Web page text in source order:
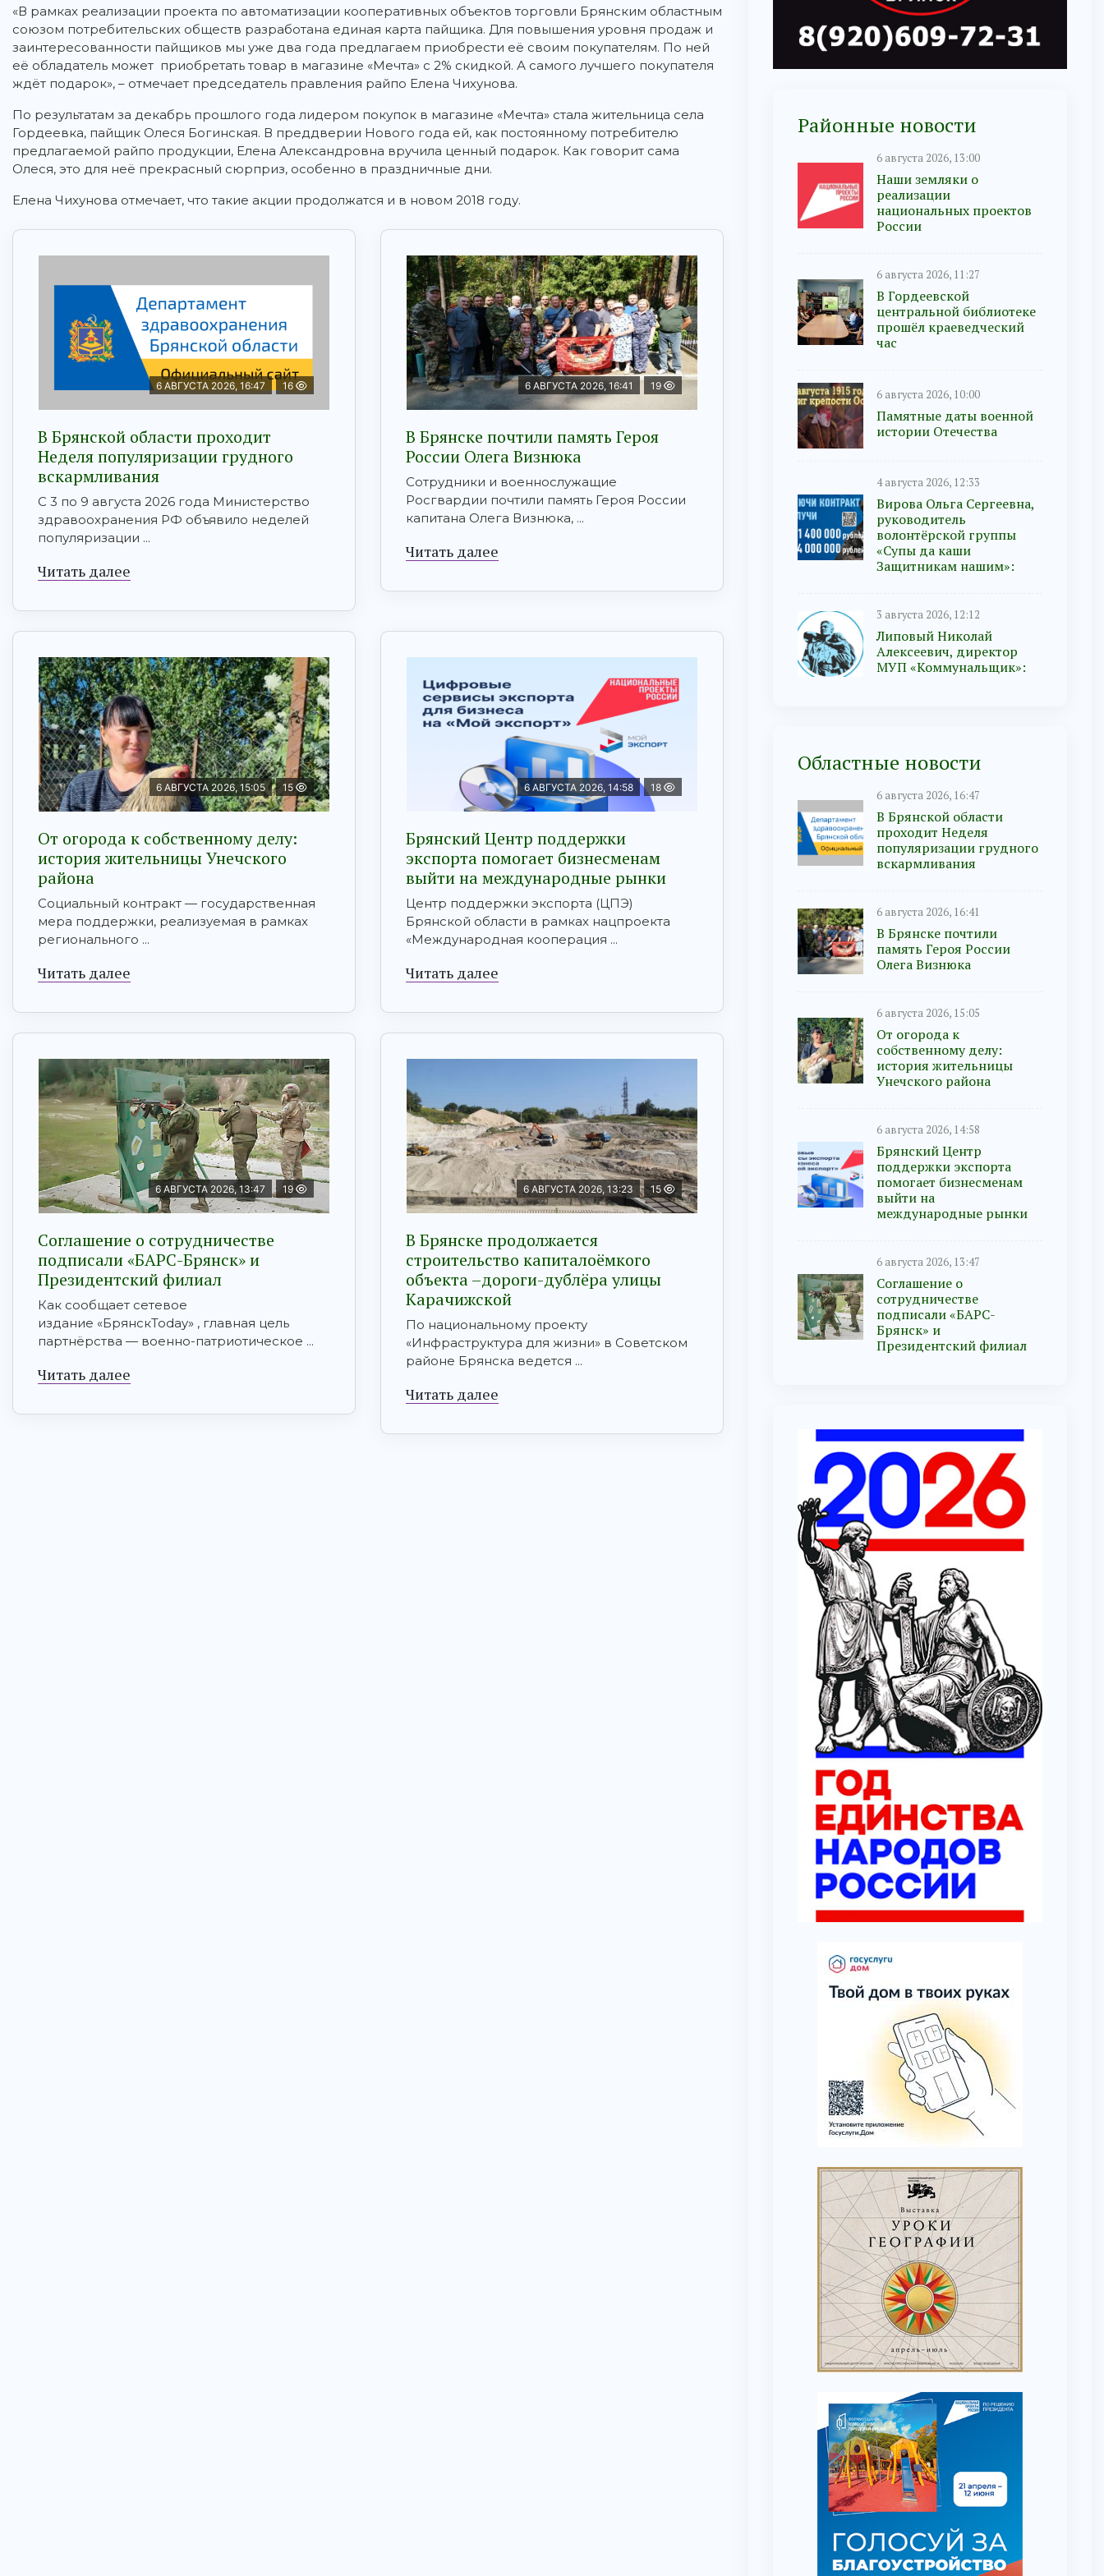
«В рамках реализации проекта по автоматизации кооперативных объектов торговли Брянским областным
союзом потребительских обществ разработана единая карта пайщика. Для повышения уровня продаж и
заинтересованности пайщиков мы уже два года предлагаем приобрести её своим покупателям. По ней
её обладатель может приобретать товар в магазине «Мечта» с 2% скидкой. А самого лучшего покупателя
ждёт подарок», – отмечает председатель правления райпо Елена Чихунова.
По результатам за декабрь прошлого года лидером покупок в магазине «Мечта» стала жительница села
Гордеевка, пайщик Олеся Богинская. В преддверии Нового года ей, как постоянному потребителю
предлагаемой райпо продукции, Елена Александровна вручила ценный подарок. Как говорит сама
Олеся, это для неё прекрасный сюрприз, особенно в праздничные дни.
Елена Чихунова отмечает, что такие акции продолжатся и в новом 2018 году.
6 АВГУСТА 2026, 16:47 16
В Брянской области проходит
Неделя популяризации грудного
вскармливания
С 3 по 9 августа 2026 года Министерство
здравоохранения РФ объявило неделей
популяризации ...
Читать далее
6 АВГУСТА 2026, 16:41 19
В Брянске почтили память Героя
России Олега Визнюка
Сотрудники и военнослужащие
Росгвардии почтили память Героя России
капитана Олега Визнюка, ...
Читать далее
6 АВГУСТА 2026, 15:05 15
От огорода к собственному делу:
история жительницы Унечского
района
Социальный контракт — государственная
мера поддержки, реализуемая в рамках
регионального ...
Читать далее
6 АВГУСТА 2026, 14:58 18
Брянский Центр поддержки
экспорта помогает бизнесменам
выйти на международные рынки
Центр поддержки экспорта (ЦПЭ)
Брянской области в рамках нацпроекта
«Международная кооперация ...
Читать далее
6 АВГУСТА 2026, 13:47 19
Соглашение о сотрудничестве
подписали «БАРС-Брянск» и
Президентский филиал
Как сообщает сетевое
издание «БрянскToday» , главная цель
партнёрства — военно-патриотическое ...
Читать далее
6 АВГУСТА 2026, 13:23 15
В Брянске продолжается
строительство капиталоёмкого
объекта –дороги-дублёра улицы
Карачижской
По национальному проекту
«Инфраструктура для жизни» в Советском
районе Брянска ведется ...
Читать далее
Районные новости
6 августа 2026, 13:00
Наши земляки о
реализации
национальных проектов
России
6 августа 2026, 11:27
В Гордеевской
центральной библиотеке
прошёл краеведческий
час
6 августа 2026, 10:00
Памятные даты военной
истории Отечества
4 августа 2026, 12:33
Вирова Ольга Сергеевна,
руководитель
волонтёрской группы
«Супы да каши
Защитникам нашим»:
3 августа 2026, 12:12
Липовый Николай
Алексеевич, директор
МУП «Коммунальщик»:
Областные новости
6 августа 2026, 16:47
В Брянской области
проходит Неделя
популяризации грудного
вскармливания
6 августа 2026, 16:41
В Брянске почтили
память Героя России
Олега Визнюка
6 августа 2026, 15:05
От огорода к
собственному делу:
история жительницы
Унечского района
6 августа 2026, 14:58
Брянский Центр
поддержки экспорта
помогает бизнесменам
выйти на
международные рынки
6 августа 2026, 13:47
Соглашение о
сотрудничестве
подписали «БАРС-
Брянск» и
Президентский филиал